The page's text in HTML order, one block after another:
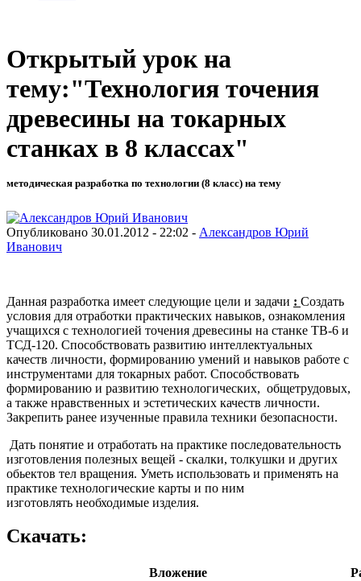
Открытый урок на
тему:"Технология точения
древесины на токарных
станках в 8 классах"
методическая разработка по технологии (8 класс) на тему
Опубликовано 30.01.2012 - 22:02 - Александров Юрий
Иванович
Данная разработка имеет следующие цели и задачи : Создать
условия для отработки практических навыков, ознакомления
учащихся с технологией точения древесины на станке ТВ-6 и
ТСД-120. Способствовать развитию интеллектуальных
качеств личности, формированию умений и навыков работе с
инструментами для токарных работ. Способствовать
формированию и развитию технологических, общетрудовых,
а также нравственных и эстетических качеств личности.
Закрепить ранее изученные правила техники безопасности.
Дать понятие и отработать на практике последовательность
изготовления полезных вещей - скалки, толкушки и других
обьектов тел вращения. Уметь использовать и применять на
практике технологические карты и по ним
изготовлять необходимые изделия.
Скачать:
Вложение